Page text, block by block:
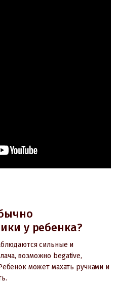
у ребенка?
сильные и
возможно begative,
может махать ручками и